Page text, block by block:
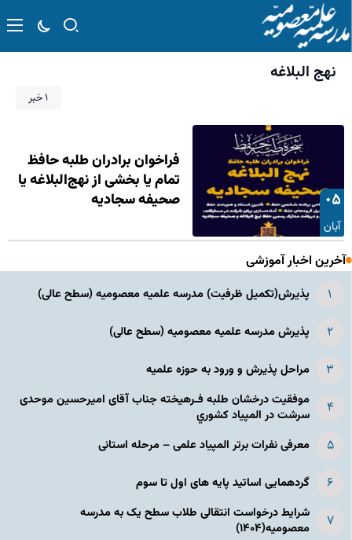
نهج البلاغه
۱ خبر
۰۵
آبان
فراخوان برادران طلبه حافظ
تمام یا بخشی از نهج‌البلاغه یا
صحیفه سجادیه
آخرین اخبار آموزشی
پذیرش(تکمیل ظرفیت) مدرسه علمیه معصومیه‌ (سطح عالی)
پذیرش مدرسه علمیه معصومیه‌ (سطح عالی)
مراحل پذیرش و ورود به حوزه علمیه
موفقیت درخشان طلبه فـرهیخته جناب آقای امیرحسین موحدی
سرشت در المپياد كشوري
معرفی نفرات برتر المپیاد علمی – مرحله استانی
گردهمایی اساتید پایه های اول تا سوم
شرایط درخواست انتقالی طلاب سطح یک به مدرسه
معصومیه(۱۴۰۴)